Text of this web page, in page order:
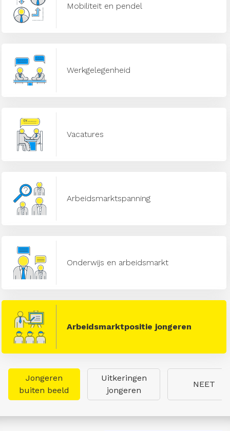
Mobiliteit en pendel
Werkgelegenheid
Vacatures
Arbeidsmarktspanning
Onderwijs en arbeidsmarkt
Arbeidsmarktpositie jongeren
Jongeren
buiten beeld
Uitkeringen
jongeren
NEET